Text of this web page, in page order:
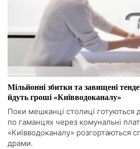
Мільйонні збитки та завищені
йдуть гроші «Київводоканалу»
Поки мешканці столиці готуються
по гаманцях через комунальні
«Київводоканалу» розгортаються
драми.